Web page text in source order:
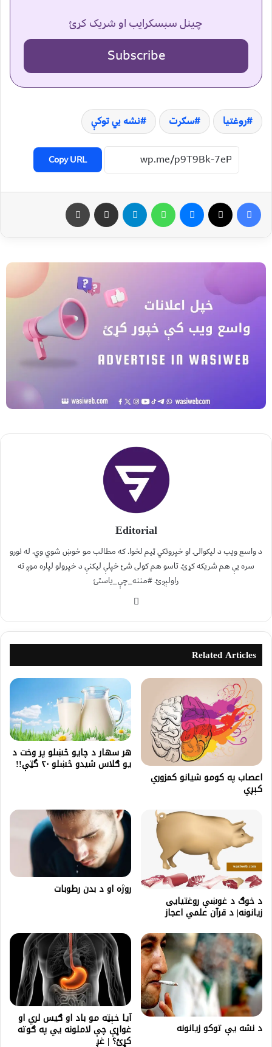
چینل سبسکرایب او شریک کړئ
Subscribe
روغتیا سګرت نشه یي توکې
Copy URL
Editorial
د واسع ویب د لیکوالۍ او خپرونکي ټیم لخوا. که مطالب مو خوښ شوي وي، له نورو
سره یې هم شریکه کړئ. تاسو هم کولی شئ خپلې لیکنې د خپرولو لپاره موږ ته
راولېږئ. #مننه_چې_یاستئ
Related Articles
اعصاب په کومو شيانو کمزوري
کېږي
هر سهار د چايو څښلو پر وخت د
يو ګلاس شیدو څښلو ۲۰ گټې!!
د خوګ د غوښې روغتیایی
زیانونه| د قرآن علمي اعجاز
روژه او د بدن رطوبات
د نشه يې توکو زيانونه
آیا خېټه مو باد او ګیس لري او
غواړې چې لاملونه یي په ګوته
کړئ؟ | غږ